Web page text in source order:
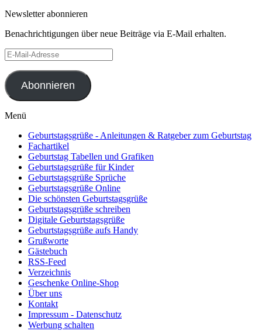
Newsletter abonnieren
Benachrichtigungen über neue Beiträge via E-Mail erhalten.
E-
Mail-
Adresse
Abonnieren
Menü
Geburtstagsgrüße - Anleitungen & Ratgeber zum Geburtstag
Fachartikel
Geburtstag Tabellen und Grafiken
Geburtstagsgrüße für Kinder
Geburtstagsgrüße Sprüche
Geburtstagsgrüße Online
Die schönsten Geburtstagsgrüße
Geburtstagsgrüße schreiben
Digitale Geburtstagsgrüße
Geburtstagsgrüße aufs Handy
Grußworte
Gästebuch
RSS-Feed
Verzeichnis
Geschenke Online-Shop
Über uns
Kontakt
Impressum - Datenschutz
Werbung schalten